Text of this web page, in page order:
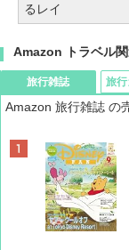
るレイ
Amazon トラベル
旅行雑誌
Amazon 旅行雑誌 の
旅